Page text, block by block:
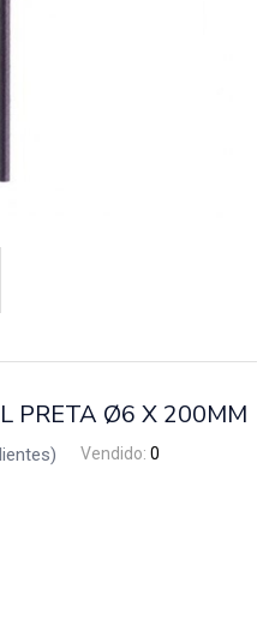
PRETA Ø6 X 200MM
Vendido: 0